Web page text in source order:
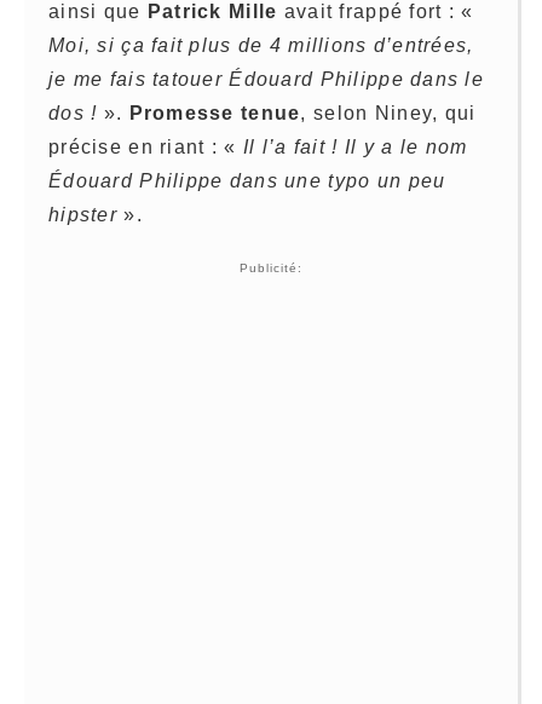
ainsi que Patrick Mille avait frappé fort : «
Moi, si ça fait plus de 4 millions d’entrées,
je me fais tatouer Édouard Philippe dans le
dos ! ». Promesse tenue, selon Niney, qui
précise en riant : « Il l’a fait ! Il y a le nom
Édouard Philippe dans une typo un peu
hipster».
Publicité: